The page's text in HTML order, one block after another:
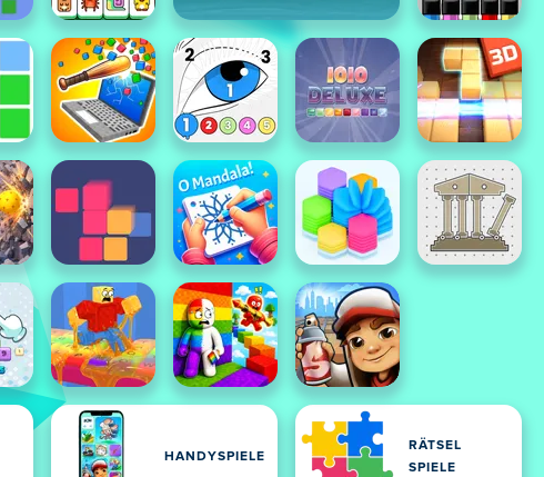
HANDYSPIELE
RÄTSEL
SPIELE